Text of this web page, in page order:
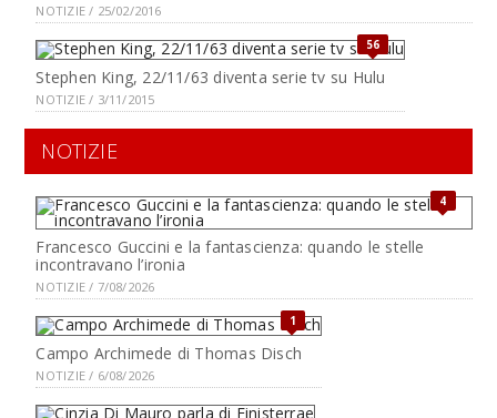
NOTIZIE / 25/02/2016
56
Stephen King, 22/11/63 diventa serie tv su Hulu
NOTIZIE / 3/11/2015
NOTIZIE
4
Francesco Guccini e la fantascienza: quando le stelle
incontravano l’ironia
NOTIZIE / 7/08/2026
1
Campo Archimede di Thomas Disch
NOTIZIE / 6/08/2026